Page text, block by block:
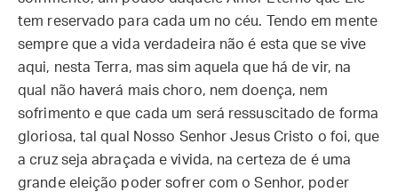
tem reservado para cada um no céu. Tendo em mente
sempre que a vida verdadeira não é esta que se vive
aqui, nesta Terra, mas sim aquela que há de vir, na
qual não haverá mais choro, nem doença, nem
sofrimento e que cada um será ressuscitado de forma
gloriosa, tal qual Nosso Senhor Jesus Cristo o foi, que
a cruz seja abraçada e vivida, na certeza de é uma
grande eleição poder sofrer com o Senhor, poder